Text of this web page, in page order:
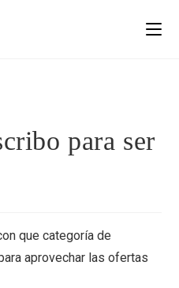
para ser
que categoría de
aprovechar las ofertas